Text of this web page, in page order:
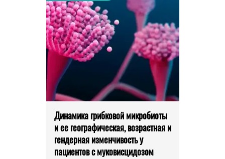
Динамика грибковой микробиоты
и ее географическая, возрастная и
гендерная изменчивость у
пациентов с муковисцидозом